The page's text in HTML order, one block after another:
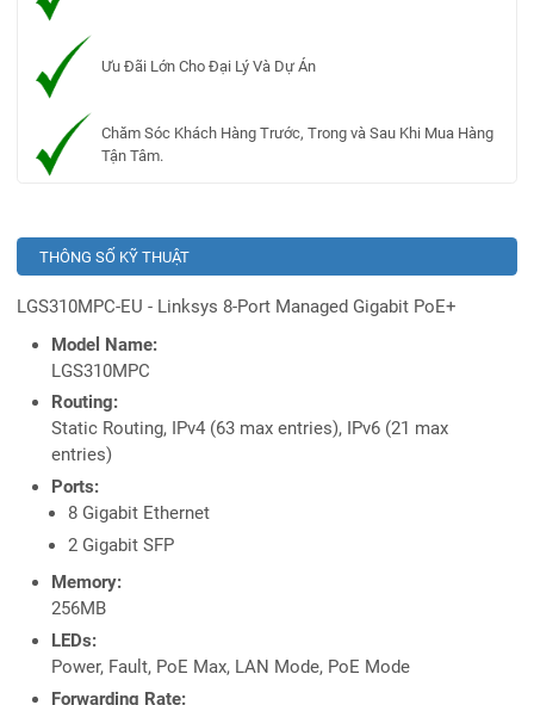
Ưu Đãi Lớn Cho Đại Lý Và Dự Án
Chăm Sóc Khách Hàng Trước, Trong và Sau Khi Mua Hàng
Tận Tâm.
THÔNG SỐ KỸ THUẬT
LGS310MPC-EU - Linksys 8-Port Managed Gigabit PoE+
Model Name:
LGS310MPC
Routing:
Static Routing, IPv4 (63 max entries), IPv6 (21 max
entries)
Ports:
8 Gigabit Ethernet
2 Gigabit SFP
Memory:
256MB
LEDs:
Power, Fault, PoE Max, LAN Mode, PoE Mode
Forwarding Rate: